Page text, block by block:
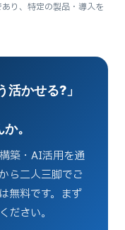
り、特定の製品・導入を
活かせる?」
。
築・AI活用を通
ら二人三脚でご
無料です。まず
ださい。